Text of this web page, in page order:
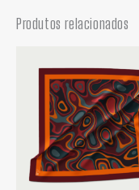
Produtos relacionados